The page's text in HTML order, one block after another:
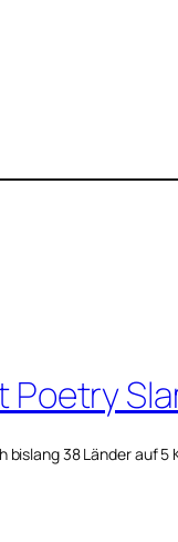
Poetry
38 Länder auf 5